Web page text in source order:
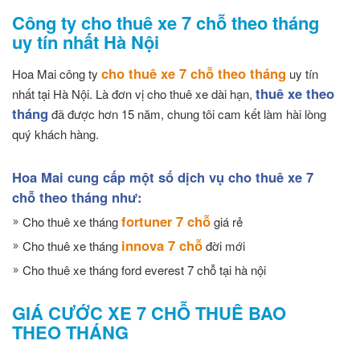
Công ty cho thuê xe 7 chỗ theo tháng
uy tín nhất Hà Nội
Hoa Mai công ty cho thuê xe 7 chỗ theo tháng uy tín
nhất tại Hà Nội. Là đơn vị cho thuê xe dài hạn, thuê xe theo
tháng đã được hơn 15 năm, chung tôi cam kết làm hài lòng
quý khách hàng.
Hoa Mai cung cấp một số dịch vụ cho thuê xe 7
chỗ theo tháng như:
Cho thuê xe thángfortuner 7 chỗgiá rẻ
Cho thuê xe tháng innova 7 chỗđời mới
Cho thuê xe tháng ford everest 7 chỗ tại hà nội
GIÁ CƯỚC XE 7 CHỖ THUÊ BAO
THEO THÁNG